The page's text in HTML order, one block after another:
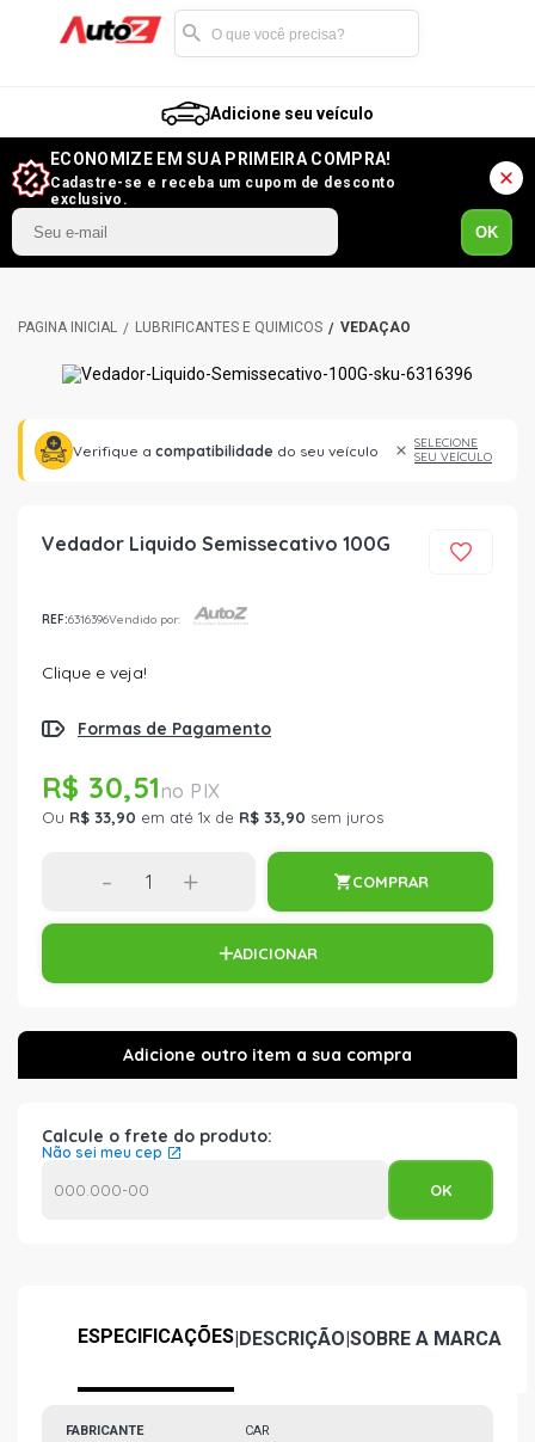
Adicione seu veículo
ECONOMIZE EM SUA PRIMEIRA COMPRA!
Cadastre-se e receba um cupom de desconto
exclusivo.
OK
LUBRIFICANTES E QUÍMICOS VEDAÇÃO
Verifique a compatibilidade do seu veículo
SELECIONE
SEU VEÍCULO
Vedador Liquido Semissecativo 100G
REF:6316396Vendido por:
Clique e veja!
Formas de Pagamento
R$ 30,51
Ou R$ 33,90 em até 1x de R$ 33,90 sem juros
- + COMPRAR
ADICIONAR
Calcule o frete do produto:
Não sei meu cep
ESPECIFICAÇÕES|DESCRIÇÃO|SOBRE A MARCA
FABRICANTE CAR